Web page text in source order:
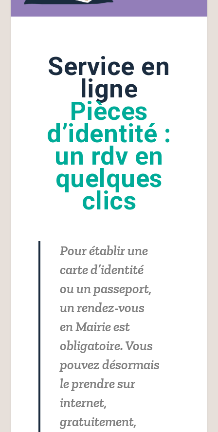
Service en
ligne
Pièces
d’identité :
un rdv en
quelques
clics
Pour établir une
carte d’identité
ou un passeport,
un rendez-vous
en Mairie est
obligatoire. Vous
pouvez désormais
le prendre sur
internet,
gratuitement,